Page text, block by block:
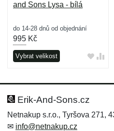
and Sons Lysa - bílá
do 14-28 dnů od objednání
995 Kč
Vybrat velikost
Erik-And-Sons.cz
Netnakup s.r.o., Tyršova 271,
✉ info@netnakup.cz